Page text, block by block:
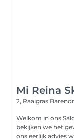
Mi Reina
2, Raaigras
Welkom in ons Salon Persoonlijke service: Samen
bekijken we het
ons eerlijk advies